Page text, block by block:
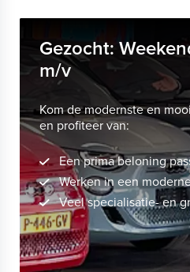
Gezocht:
m/v
Kom de modernste en
en profiteer van:
Een prima beloning
Werken in een
Veel specialisatie- en